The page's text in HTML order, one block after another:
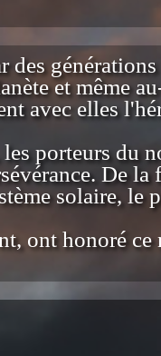
et même
avec elles
les porteurs du
De la
solaire, le
ont honoré ce